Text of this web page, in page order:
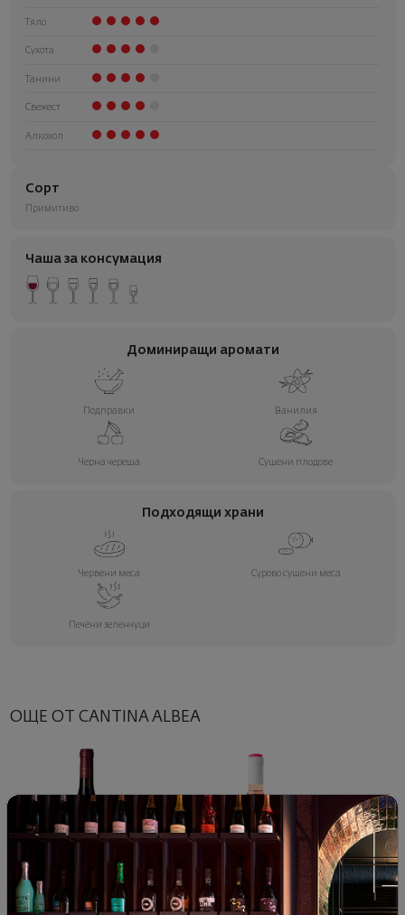
Тяло
Сухота
Танини
Свежест
Алкохол
Сорт
Примитиво
Чаша за консумация
Доминиращи аромати
Подправки Ванилия
Черна череша Сушени плодове
Подходящи храни
Червени меса Сурово сушени меса
Печени зеленчуци
ОЩЕ ОТ CANTINA ALBEA